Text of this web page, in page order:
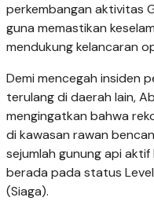
perkembangan aktivitas
guna memastikan
mendukung kelancaran
Demi mencegah insiden
terulang di daerah lain,
mengingatkan bahwa
di kawasan rawan
sejumlah gunung api
berada pada status Level
(Siaga).